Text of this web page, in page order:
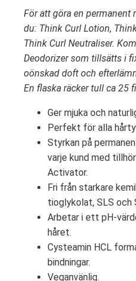
För att göra en permanent
du: Think Curl Lotion,
Think Curl Neutraliser.
Deodorizer som tillsätts i
oönskad doft och
En flaska räcker tull ca 25
Ger mjuka och
Perfekt för alla
Styrkan på
varje kund med
Activator.
Fri från starkare
tioglykolat, SLS och
Arbetar i ett pH-
håret.
Cysteamin HCL
bindningar.
Veganvänlig.